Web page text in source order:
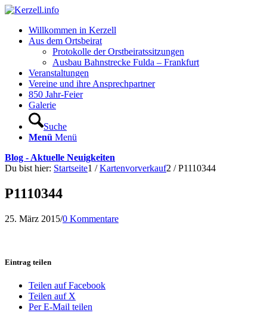
Willkommen in Kerzell
Aus dem Ortsbeirat
Protokolle der Orstbeiratssitzungen
Ausbau Bahnstrecke Fulda – Frankfurt
Veranstaltungen
Vereine und ihre Ansprechpartner
850 Jahr-Feier
Galerie
Suche
Menü Menü
Blog - Aktuelle Neuigkeiten
Du bist hier: Startseite1 / Kartenvorverkauf2 / P1110344
P1110344
25. März 2015/0 Kommentare
Eintrag teilen
Teilen auf Facebook
Teilen auf X
Per E-Mail teilen